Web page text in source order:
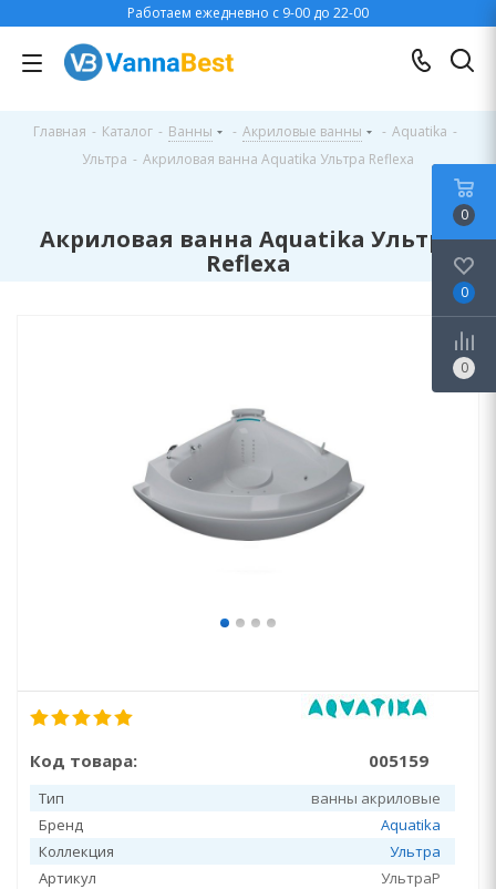
Работаем ежедневно с 9-00 до 22-00
Главная - Каталог - Ванны - Акриловые ванны - Aquatika -
Ультра - Акриловая ванна Aquatika Ультра Reflexa
Акриловая ванна Aquatika Ультра
Reflexa
Код товара: 005159
Тип
ванны акриловые
Бренд
Aquatika
Коллекция
Ультра
Артикул
УльтраР
0
0
0